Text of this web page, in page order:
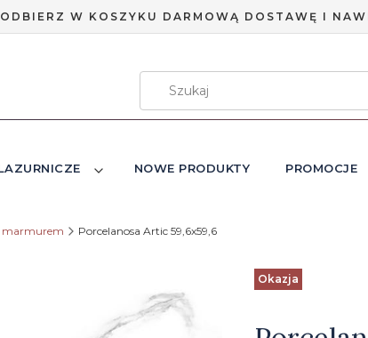
ODBIERZ W KOSZYKU DARMOWĄ DOSTAWĘ I
NOWE PRODUKTY PROMOCJE
marmurem Porcelanosa Artic 59,6x59,6
Etykiety
Okazja